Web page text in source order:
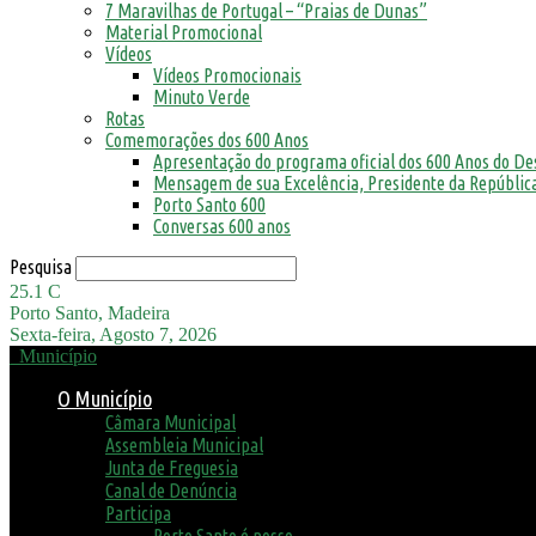
7 Maravilhas de Portugal – “Praias de Dunas”
Material Promocional
Vídeos
Vídeos Promocionais
Minuto Verde
Rotas
Comemorações dos 600 Anos
Apresentação do programa oficial dos 600 Anos do
Mensagem de sua Excelência, Presidente da
Porto Santo 600
Conversas 600 anos
Pesquisa
25.1 C
Porto Santo, Madeira
Sexta-feira, Agosto 7, 2026
Município
O Município
Câmara Municipal
Assembleia Municipal
Junta de Freguesia
Canal de Denúncia
Participa